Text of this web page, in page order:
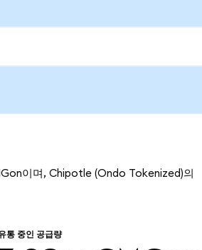
이며, Chipotle (Ondo Tokenized)의
통 중인 공급량